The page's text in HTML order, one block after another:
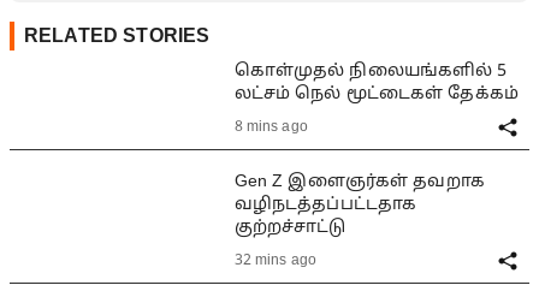
RELATED STORIES
கொள்முதல் நிலையங்களில் 5
லட்சம் நெல் மூட்டைகள் தேக்கம்
8 mins ago
Gen Z இளைஞர்கள் தவறாக
வழிநடத்தப்பட்டதாக
குற்றச்சாட்டு
32 mins ago